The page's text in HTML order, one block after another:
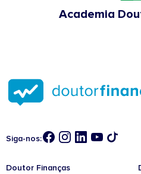
Academia
Siga-nos:
Doutor Finanças